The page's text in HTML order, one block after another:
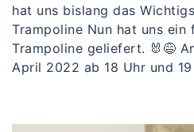
hat uns bislang das
Trampoline Nun hat uns
Trampoline geliefert. 🐰😅
April 2022 ab 18 Uhr und